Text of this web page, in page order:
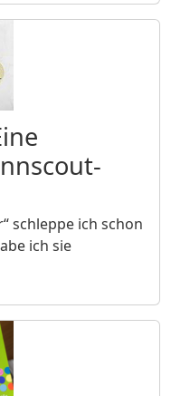
schleppe ich schon
ich sie